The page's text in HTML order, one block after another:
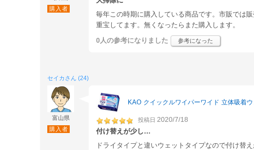
購入者
毎年この時期に購入している商品です。市販では
重宝してます。無くなったらまた購入します。
0人の参考になりました 参考になった
セイカさん (24)
富山県
購入者
KAO クイックルワイパーワイド 立体吸着
投稿日 2020/7/18
付け替えが少し…
ドライタイプと違いウェットタイプなので付け替